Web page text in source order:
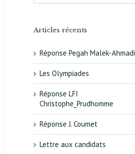
Articles récents
Réponse Pegah Malek-Ahmadi
Les Olympiades
Réponse LFI
Christophe_Prudhomme
Réponse J. Coumet
Lettre aux candidats